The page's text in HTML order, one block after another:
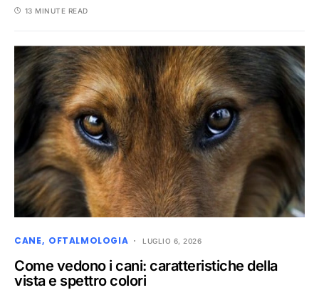
13 MINUTE READ
CANE OFTALMOLOGIA LUGLIO 6, 2026
Come vedono i cani: caratteristiche della
vista e spettro colori